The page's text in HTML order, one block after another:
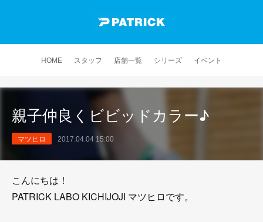
HOME スタッフ 店舗一覧 シリーズ イベント
親子仲良くビビッドカラー♪
マツヒロ 2017.04.04 15:00
こんにちは！
PATRICK LABO KICHIJOJI マツヒロです。